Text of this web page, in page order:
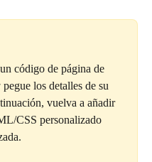
código de página de
los detalles de su
vuelva a añadir
CSS personalizado